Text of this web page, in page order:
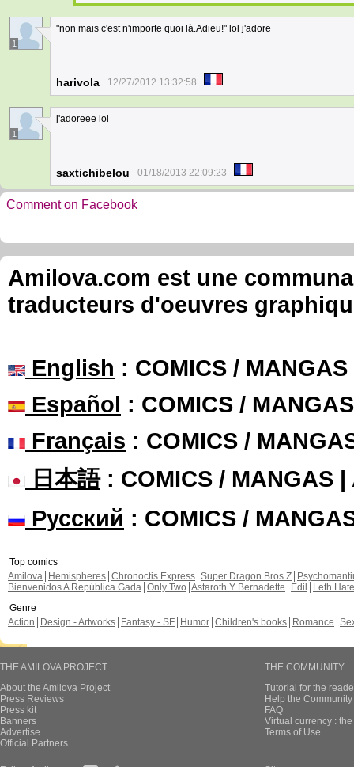
1
"non mais c'est n'importe quoi là.Adieu!" lol j'adore
harivola 12/27/2012 13:32:58
1
j'adoreee lol
saxtichibelou 01/18/2013 22:09:23
Comment on Facebook
Amilova.com est une
traducteurs d'oeuvres
English : COMICS /
Español : COMICS /
Français : COMICS /
日本語: COMICS / MANGAS |
Русский : COMICS /
Top comics
Amilova
Hemispheres Chronoctis Express Super Dragon Bros Z
Bienvenidos A República Gada Only Two Astaroth Y Bernadette Edil
Leth Hate
Genre
Action
Design - Artworks Fantasy - SF Humor Children's books Romance
THE AMILOVA PROJECT
About the Amilova Project
Press Reviews
Press kit
Banners
Advertise
Official Partners
THE COMMUNITY
Tutorial for the
Help the
FAQ
Virtual currency :
Terms of Use